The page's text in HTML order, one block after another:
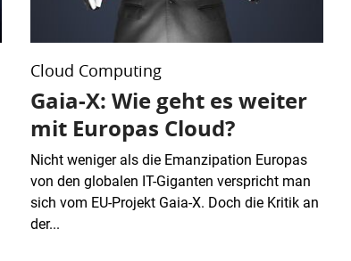
Cloud Computing
Gaia-X: Wie geht es weiter
mit Europas Cloud?
Nicht weniger als die Emanzipation Europas
von den globalen IT-Giganten verspricht man
sich vom EU-Projekt Gaia-X. Doch die Kritik an
der...